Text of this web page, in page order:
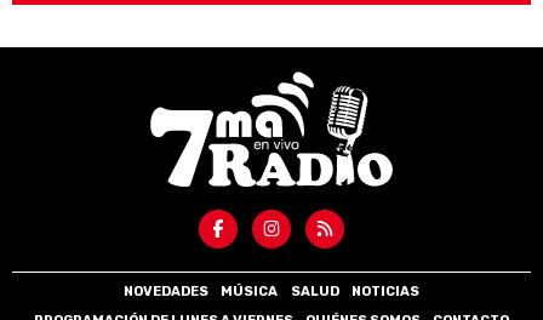
NOVEDADES MÚSICA SALUD
NOTICIAS